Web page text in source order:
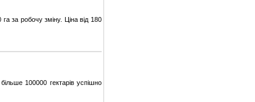
за робочу зміну. Ціна від 180
100000 гектарів успішно